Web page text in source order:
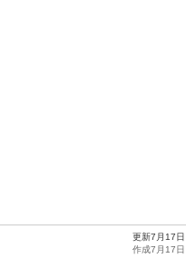
更新7月17日
作成7月17日